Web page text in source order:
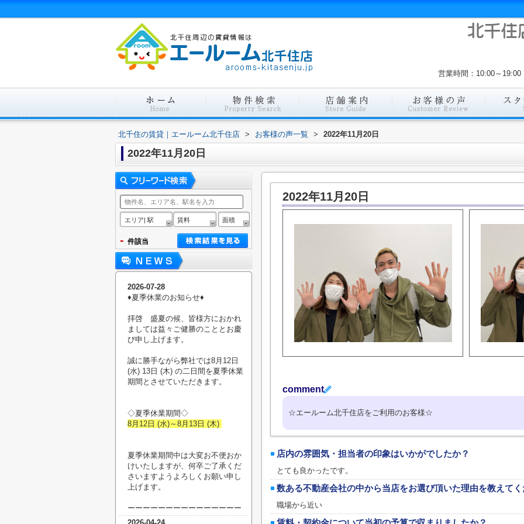
営業時間：10:00～
北千住の賃貸｜エールーム北千住店 > お客様の声一覧 > 2022年11月20日
2022年11月20日
2022年11月20日
comment
☆エールーム北千住店をご利用のお客様☆
店内の雰囲気・担当者の印象はいかがでしたか？
とても良かったです。
数ある不動産会社の中から当店をお選び頂いた理由を教えて
職場から近い
エリア| 駅 賃料 面積
- 件該当
2026-07-28
♦︎夏季休業のお知らせ♦︎
拝啓 盛夏の候、皆様方におかれ
ましては益々ご健勝のこととお慶
び申し上げます。
誠に勝手ながら弊社では8月12日
(水) 13日 (木) の二日間を夏季休業
期間とさせていただきます。
◇夏季休業期間◇
8月12日 (水)～8月13日 (木)
夏季休業期間中は大変お不便おか
けいたしますが、何卒ご了承くだ
さいますようよろしくお願い申し
上げます。
ーーーーーーーーーーーーーーー